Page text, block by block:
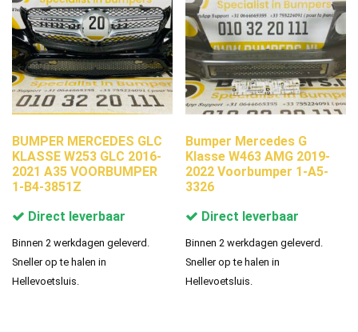
BUMPER MERCEDES GLC
KLASSE W253 GLC 2016-
2021 A35 VOORBUMPER
1-B4-3851Z
Direct leverbaar
Binnen 2 werkdagen geleverd.
Sneller op te halen in
Hellevoetsluis.
Bumper Mercedes G
Klasse W463 AMG 2019-
2022 Voorbumper 1-A5-
3326
Direct leverbaar
Binnen 2 werkdagen geleverd.
Sneller op te halen in
Hellevoetsluis.